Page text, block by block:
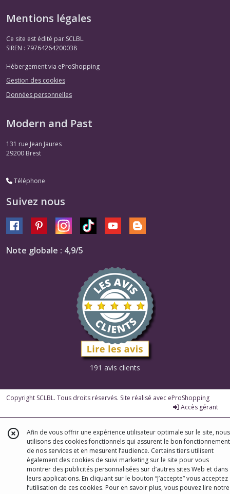
Mentions légales
Ce site est édité par SCLBL.
SIREN : 79764264200038
Hébergement via eProShopping
Gestion des cookies
Données personnelles
Modern and Past
131 rue Jean Jaures
29200 Brest
Téléphone
Suivez nous
Note globale : 4,9/5
191 avis clients
Copyright SCLBL. Tous droits réservés. Site réalisé avec eProShopping
Accès gérant
Afin de vous offrir une expérience utilisateur optimale sur le site, nous
utilisons des cookies fonctionnels qui assurent le bon fonctionnement
de nos services et en mesurent l’audience. Certains tiers utilisent
également des cookies de suivi marketing sur le site pour vous
montrer des publicités personnalisées sur d’autres sites Web et dans
leurs applications. En cliquant sur le bouton “J’accepte” vous acceptez
l’utilisation de ces cookies. Pour en savoir plus, vous pouvez lire notre